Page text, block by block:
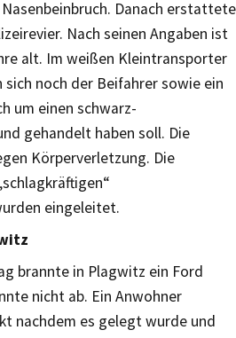
Danach erstattete
Nach seinen Angaben ist
alt. Im weißen Kleintransporter
noch der Beifahrer sowie ein
um einen schwarz-
gehandelt haben soll. Die
Körperverletzung. Die
eingeleitet.
brannte in Plagwitz ein Ford
nicht ab. Ein Anwohner
nachdem es gelegt wurde und